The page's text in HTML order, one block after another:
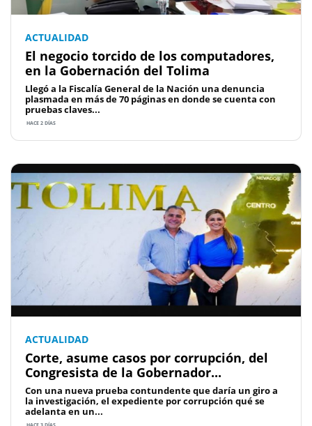
ACTUALIDAD
El negocio torcido de los computadores,
en la Gobernación del Tolima
Llegó a la Fiscalía General de la Nación una denuncia
plasmada en más de 70 páginas en donde se cuenta con
pruebas claves...
HACE 2 DÍAS
ACTUALIDAD
Corte, asume casos por corrupción, del
Congresista de la Gobernador...
Con una nueva prueba contundente que daría un giro a
la investigación, el expediente por corrupción qué se
adelanta en un...